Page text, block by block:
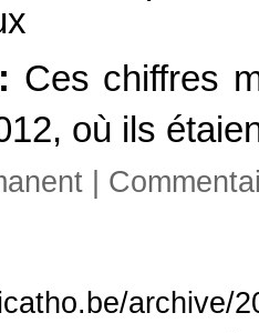
Ces chiffres
où ils
archive/